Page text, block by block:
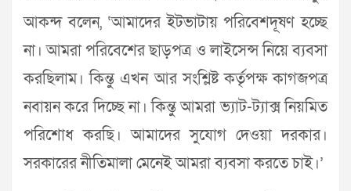
আকন্দ বলেন, ‘আমাদের ইটভাটায় পরিবেশদূষণ হচ্ছে
না। আমরা পরিবেশের ছাড়পত্র ও লাইসেন্স নিয়ে ব্যবসা
করছিলাম। কিন্তু এখন আর সংশ্লিষ্ট কর্তৃপক্ষ কাগজপত্র
নবায়ন করে দিচ্ছে না। কিন্তু আমরা ভ্যাট-ট্যাক্স নিয়মিত
পরিশোধ করছি। আমাদের সুযোগ দেওয়া দরকার।
সরকারের নীতিমালা মেনেই আমরা ব্যবসা করতে চাই।’